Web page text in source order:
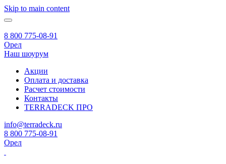
Skip to main content
8 800 775-08-91
Орел
Наш шоурум
Акции
Оплата и доставка
Расчет стоимости
Контакты
TERRADECK ПРО
info@terradeck.ru
8 800 775-08-91
Орел